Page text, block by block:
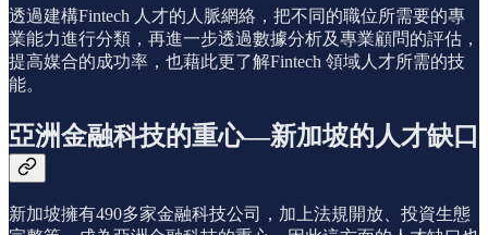
透過建構Fintech 人才的人脈網絡，把不同的職位所需要的專
業能力進行分類，再進一步透過數據分析及專業顧問的評估，
提高媒合的成功率，也藉此更了解Fintech 領域人才所需的技
能。
亞洲金融科技的重心—新加坡的人才缺口
新加坡擁有490多家金融科技公司，加上法規開放、投資生態